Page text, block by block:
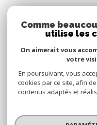
© 2026 |
Comme
utilise les
On aimerait vous
votre
En poursuivant, vous
cookies par ce site, afin
contenus adaptés et